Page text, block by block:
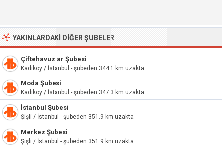
YAKINLARDAKI DIĞER ŞUBELER
Çiftehavuzlar Şubesi
Kadıköy / İstanbul - şubeden 344.1 km uzakta
Moda Şubesi
Kadıköy / İstanbul - şubeden 347.3 km uzakta
İstanbul Şubesi
Şişli / İstanbul - şubeden 351.9 km uzakta
Merkez Şubesi
Şişli / İstanbul - şubeden 351.9 km uzakta